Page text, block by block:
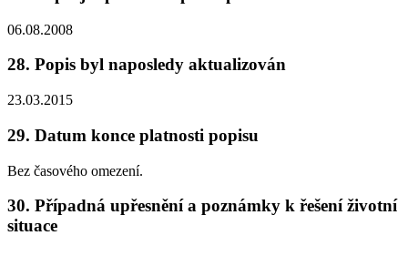
06.08.2008
28. Popis byl naposledy aktualizován
23.03.2015
29. Datum konce platnosti popisu
Bez časového omezení.
30. Případná upřesnění a poznámky k řešení životní
situace